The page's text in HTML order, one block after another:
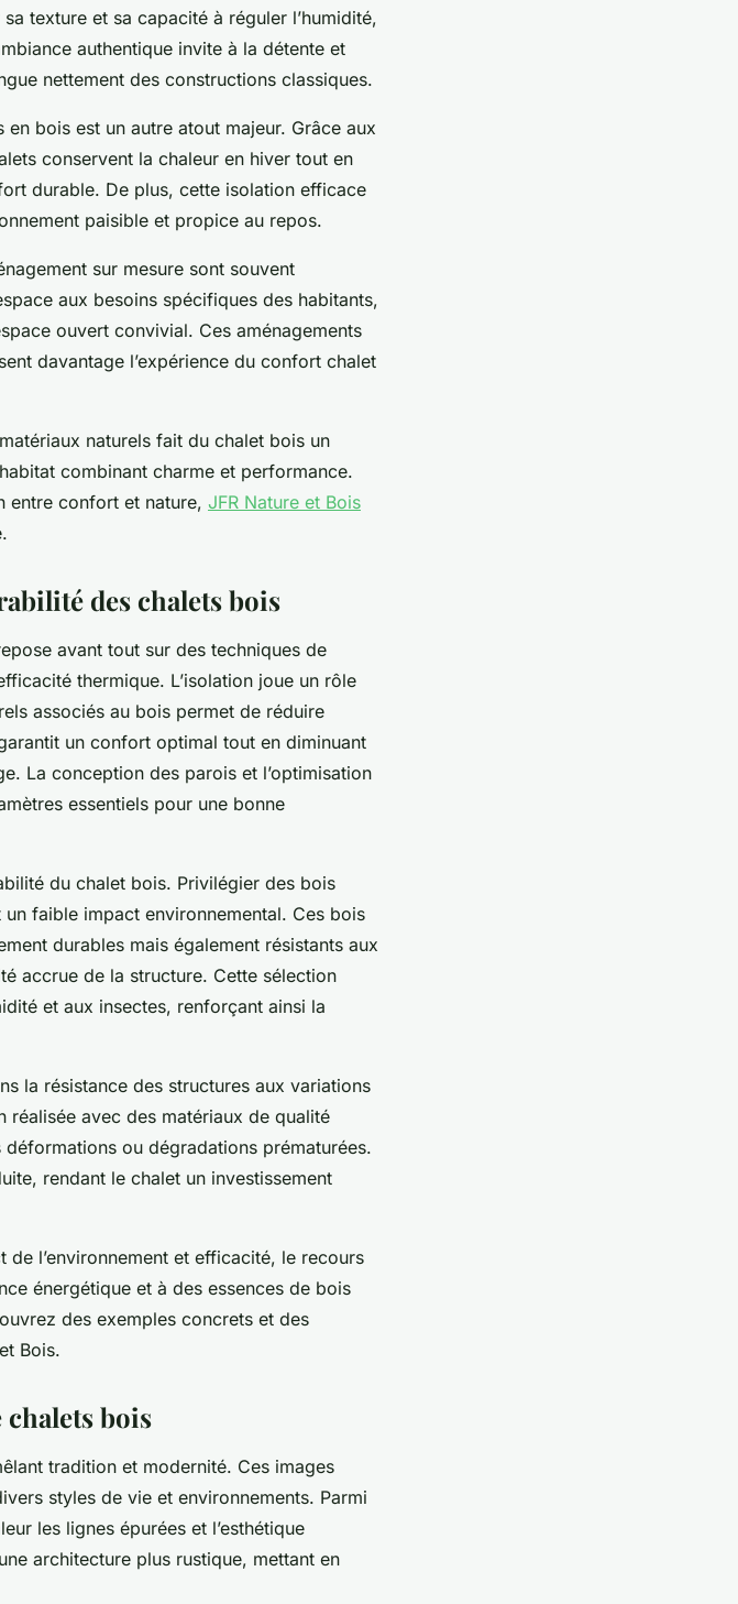
texture et sa capacité à réguler l’humidité,
authentique invite à la détente et
nettement des constructions classiques.
bois est un autre atout majeur. Grâce aux
conservent la chaleur en hiver tout en
durable. De plus, cette isolation efficace
paisible et propice au repos.
sur mesure sont souvent
aux besoins spécifiques des habitants,
ouvert convivial. Ces aménagements
davantage l’expérience du confort chalet
naturels fait du chalet bois un
combinant charme et performance.
entre confort et nature, JFR Nature et Bois
des chalets bois
avant tout sur des techniques de
thermique. L’isolation joue un rôle
associés au bois permet de réduire
un confort optimal tout en diminuant
La conception des parois et l’optimisation
essentiels pour une bonne
du chalet bois. Privilégier des bois
faible impact environnemental. Ces bois
durables mais également résistants aux
accrue de la structure. Cette sélection
et aux insectes, renforçant ainsi la
la résistance des structures aux variations
avec des matériaux de qualité
ou dégradations prématurées.
rendant le chalet un investissement
l’environnement et efficacité, le recours
énergétique et à des essences de bois
des exemples concrets et des
Bois.
bois
tradition et modernité. Ces images
styles de vie et environnements. Parmi
les lignes épurées et l’esthétique
architecture plus rustique, mettant en